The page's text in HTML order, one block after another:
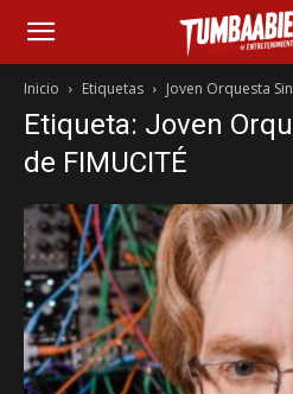
Inicio Etiquetas Joven Orquesta
Etiqueta: Joven
de FIMUCITÉ